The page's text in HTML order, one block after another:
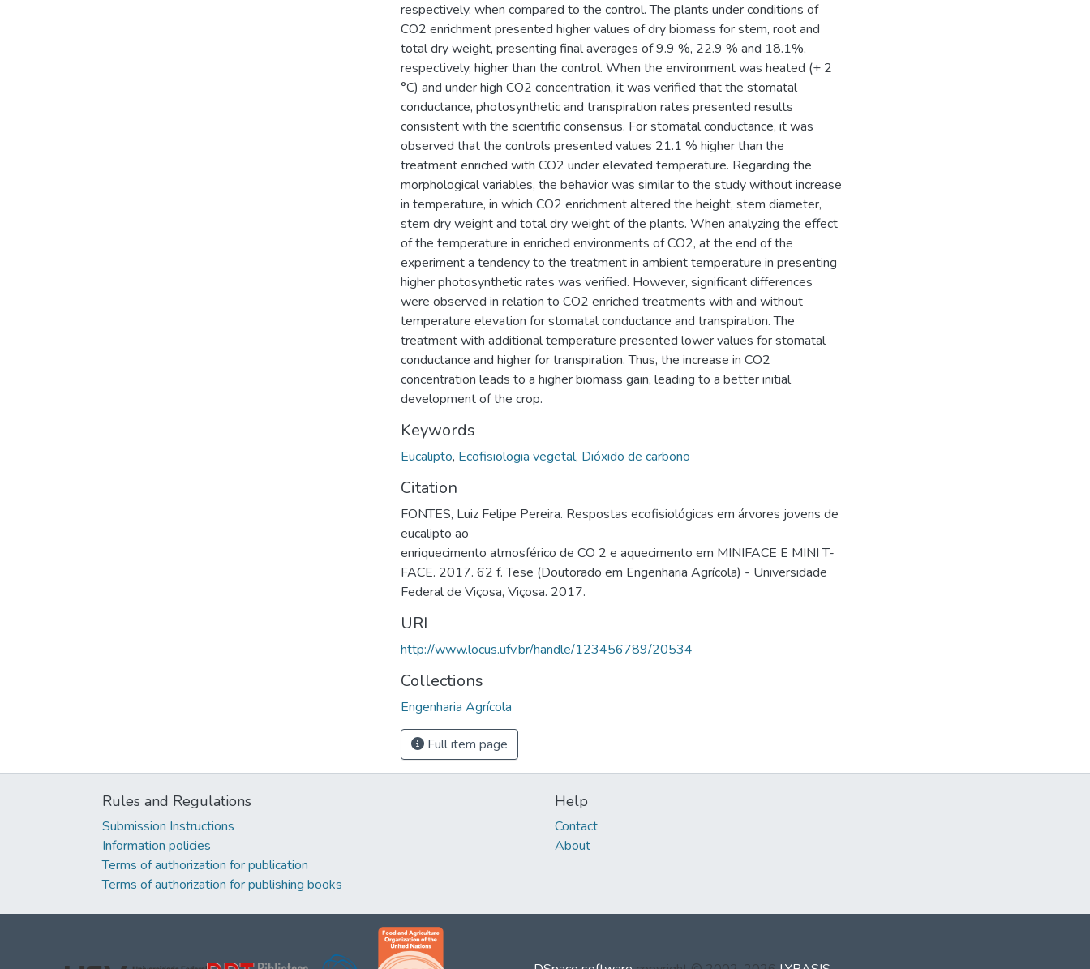
respectively, when compared to the control. The plants under conditions of
CO2 enrichment presented higher values of dry biomass for stem, root and
total dry weight, presenting final averages of 9.9 %, 22.9 % and 18.1%,
respectively, higher than the control. When the environment was heated (+ 2
°C) and under high CO2 concentration, it was verified that the stomatal
conductance, photosynthetic and transpiration rates presented results
consistent with the scientific consensus. For stomatal conductance, it was
observed that the controls presented values 21.1 % higher than the
treatment enriched with CO2 under elevated temperature. Regarding the
morphological variables, the behavior was similar to the study without increase
in temperature, in which CO2 enrichment altered the height, stem diameter,
stem dry weight and total dry weight of the plants. When analyzing the effect
of the temperature in enriched environments of CO2, at the end of the
experiment a tendency to the treatment in ambient temperature in presenting
higher photosynthetic rates was verified. However, significant differences
were observed in relation to CO2 enriched treatments with and without
temperature elevation for stomatal conductance and transpiration. The
treatment with additional temperature presented lower values for stomatal
conductance and higher for transpiration. Thus, the increase in CO2
concentration leads to a higher biomass gain, leading to a better initial
development of the crop.
Keywords
Eucalipto, Ecofisiologia vegetal, Dióxido de carbono
Citation
FONTES, Luiz Felipe Pereira. Respostas ecofisiológicas em árvores jovens de
eucalipto ao
enriquecimento atmosférico de CO 2 e aquecimento em MINIFACE E MINI T-
FACE. 2017. 62 f. Tese (Doutorado em Engenharia Agrícola) - Universidade
Federal de Viçosa, Viçosa. 2017.
URI
http://www.locus.ufv.br/handle/123456789/20534
Collections
Engenharia Agrícola
Full item page
Rules and Regulations
Submission Instructions
Information policies
Terms of authorization for publication
Terms of authorization for publishing books
Help
Contact
About